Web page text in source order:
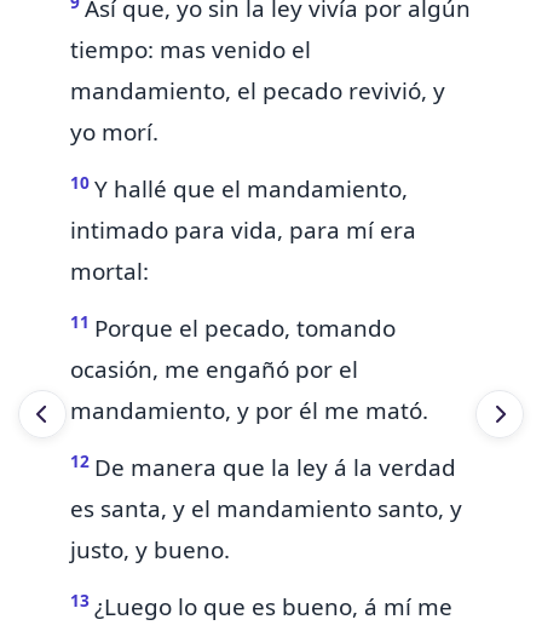
Así que, yo sin la ley vivía por algún
tiempo: mas venido el
mandamiento, el pecado revivió, y
yo morí.
10 Y hallé que el mandamiento,
intimado para vida, para mí era
mortal:
11 Porque el pecado, tomando
ocasión, me engañó por el
mandamiento, y por él me mató.
12 De manera que la ley á la verdad
es santa, y el mandamiento santo, y
justo, y bueno.
13 ¿Luego lo que es bueno, á mí me